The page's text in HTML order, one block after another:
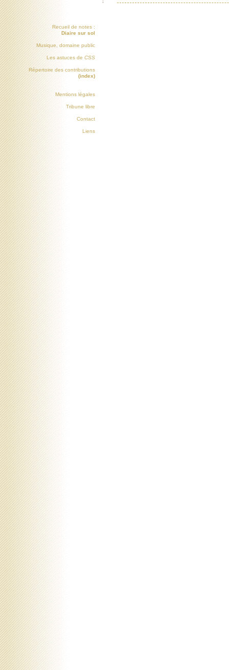
Recueil de notes :
Diaire sur sol
Musique, domaine public
Les astuces de CSS
Répertoire des contributions
(index)
Mentions légales
Tribune libre
Contact
Liens